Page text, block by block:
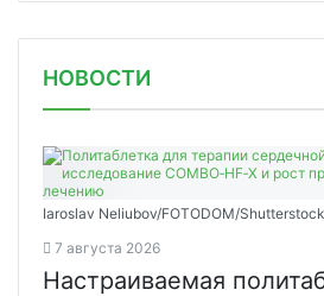
НОВОСТИ
Iaroslav Neliubov/FOTODOM/Shutterstoсk
7 августа 2026
Настраиваемая